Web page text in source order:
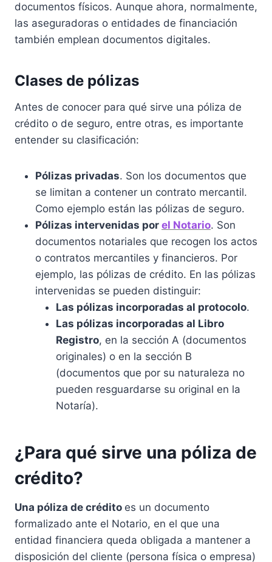
documentos físicos. Aunque ahora, normalmente,
las aseguradoras o entidades de financiación
también emplean documentos digitales.
Clases de pólizas
Antes de conocer para qué sirve una póliza de
crédito o de seguro, entre otras, es importante
entender su clasificación:
Pólizas privadas. Son los documentos que
se limitan a contener un contrato mercantil.
Como ejemplo están las pólizas de seguro.
Pólizas intervenidas por el Notario. Son
documentos notariales que recogen los actos
o contratos mercantiles y financieros. Por
ejemplo, las pólizas de crédito. En las pólizas
intervenidas se pueden distinguir:
Las pólizas incorporadas al protocolo.
Las pólizas incorporadas al Libro
Registro, en la sección A (documentos
originales) o en la sección B
(documentos que por su naturaleza no
pueden resguardarse su original en la
Notaría).
¿Para qué sirve una póliza de
crédito?
Una póliza de crédito es un documento
formalizado ante el Notario, en el que una
entidad financiera queda obligada a mantener a
disposición del cliente (persona física o empresa)